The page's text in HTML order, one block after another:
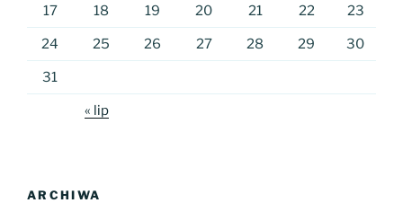
17 18 19 20 21 22 23
24 25 26 27 28 29 30
31
« lip
ARCHIWA